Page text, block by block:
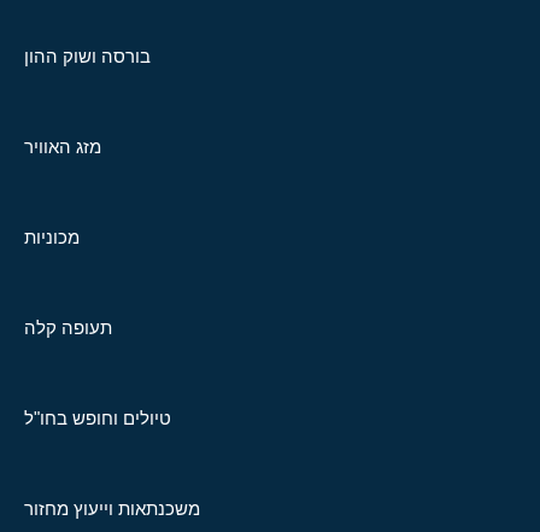
בורסה ושוק ההון
מזג האוויר
מכוניות
תעופה קלה
טיולים וחופש בחו"ל
משכנתאות וייעוץ מחזור